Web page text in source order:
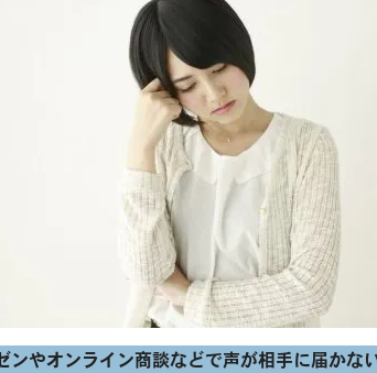
ンやオンライン商談などで声が相手に届かな